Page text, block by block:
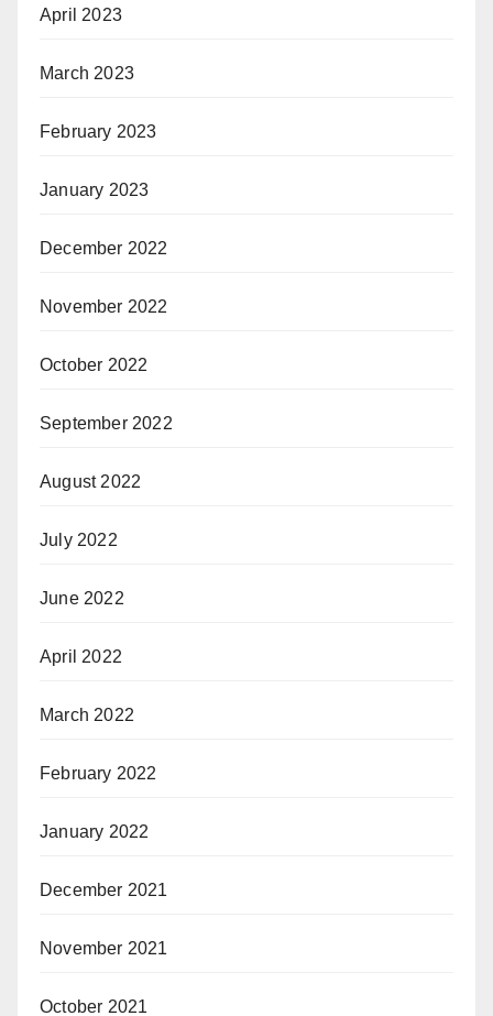
April 2023
March 2023
February 2023
January 2023
December 2022
November 2022
October 2022
September 2022
August 2022
July 2022
June 2022
April 2022
March 2022
February 2022
January 2022
December 2021
November 2021
October 2021